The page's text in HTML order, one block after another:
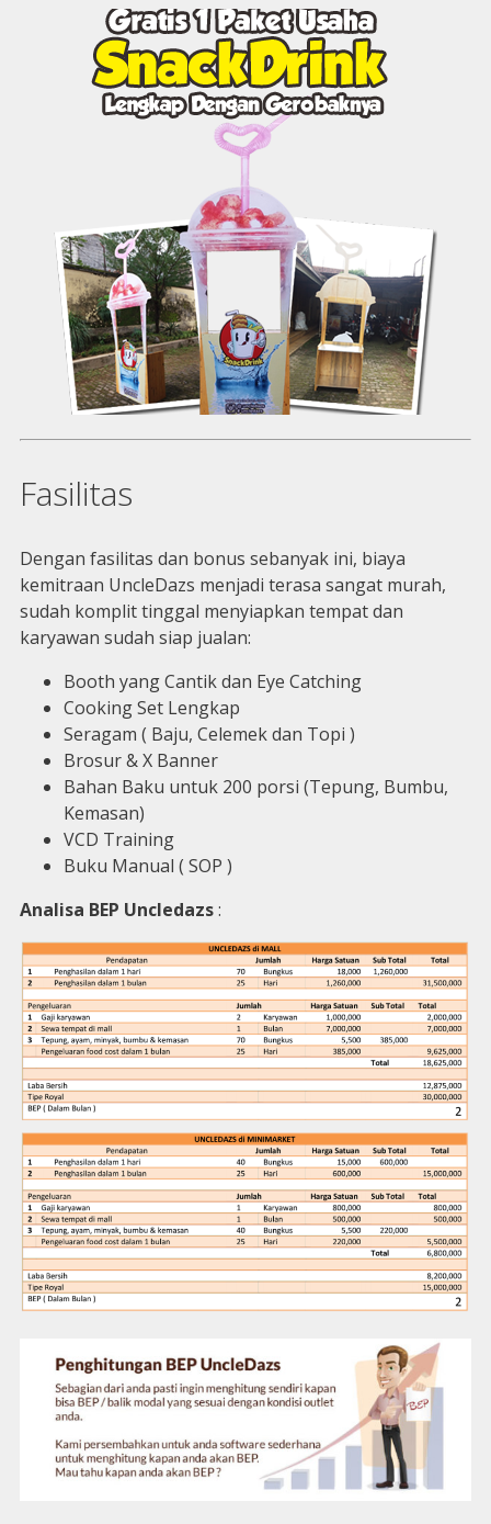
Fasilitas
Dengan fasilitas dan bonus sebanyak ini, biaya
kemitraan UncleDazs menjadi terasa sangat murah,
sudah komplit tinggal menyiapkan tempat dan
karyawan sudah siap jualan:
Booth yang Cantik dan Eye Catching
Cooking Set Lengkap
Seragam ( Baju, Celemek dan Topi )
Brosur & X Banner
Bahan Baku untuk 200 porsi (Tepung, Bumbu,
Kemasan)
VCD Training
Buku Manual ( SOP )
Analisa BEP Uncledazs: